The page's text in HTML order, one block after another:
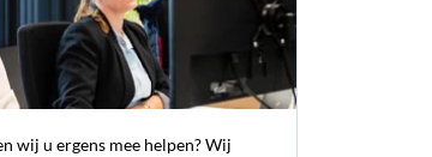
wij u ergens mee helpen? Wij